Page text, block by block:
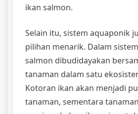
ikan salmon.
Selain itu, sistem aquaponik
pilihan menarik. Dalam
salmon dibudidayakan
tanaman dalam satu
Kotoran ikan akan menjadi
tanaman, sementara